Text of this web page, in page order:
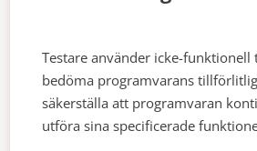
Testare använder icke-
bedöma programvarans
säkerställa att programvaran
utföra sina specificerade